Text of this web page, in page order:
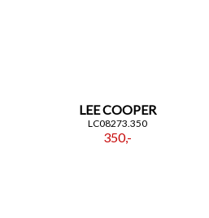
LEE COOPER
LC08273.350
350,-